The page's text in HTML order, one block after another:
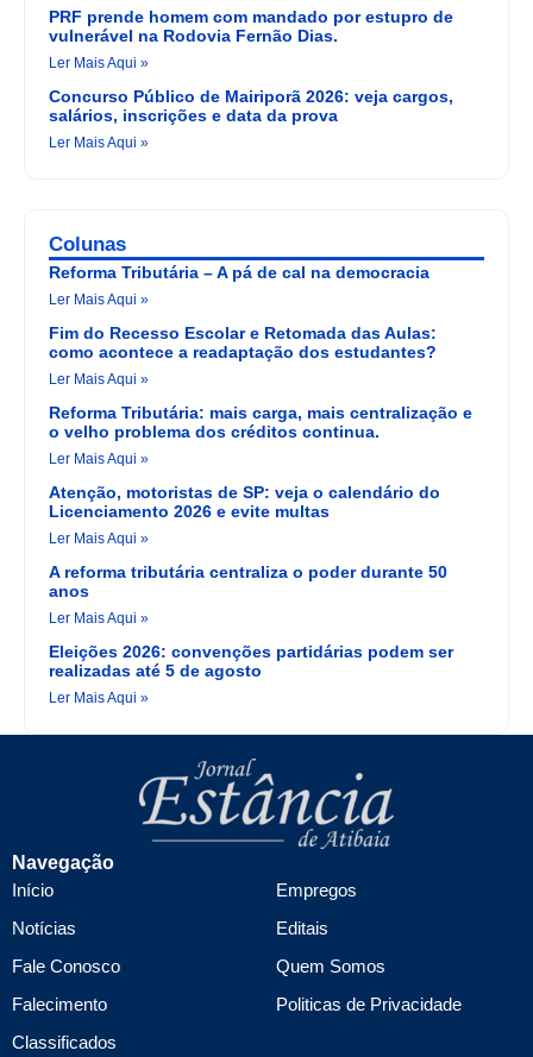
PRF prende homem com mandado por estupro de
vulnerável na Rodovia Fernão Dias.
Ler Mais Aqui »
Concurso Público de Mairiporã 2026: veja cargos,
salários, inscrições e data da prova
Ler Mais Aqui »
Colunas
Reforma Tributária – A pá de cal na democracia
Ler Mais Aqui »
Fim do Recesso Escolar e Retomada das Aulas:
como acontece a readaptação dos estudantes?
Ler Mais Aqui »
Reforma Tributária: mais carga, mais centralização e
o velho problema dos créditos continua.
Ler Mais Aqui »
Atenção, motoristas de SP: veja o calendário do
Licenciamento 2026 e evite multas
Ler Mais Aqui »
A reforma tributária centraliza o poder durante 50
anos
Ler Mais Aqui »
Eleições 2026: convenções partidárias podem ser
realizadas até 5 de agosto
Ler Mais Aqui »
Navegação
Início
Notícias
Fale Conosco
Falecimento
Classificados
Empregos
Editais
Quem Somos
Politicas de Privacidade